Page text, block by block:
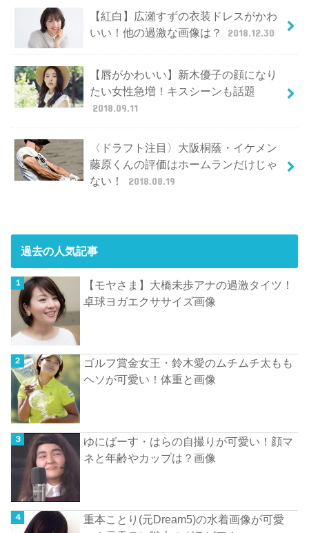
【紅白】広瀬すずの衣装ドレスがかわ
いい！他の過激な画像は？
2018.12.30
【唇がかわいい】新木優子の顔になり
たい女性急増！キスシーンも話題
2018.09.11
〈ドラフト注目〉大阪桐蔭・イケメン
藤原くんの評価はホームランだけじゃ
ない！
2018.08.19
過去の人気記事
【モヤさま】大橋未歩アナの過激タイツ！
卓球ヨガエクササイズ画像
ゴルフ賞金女王・鈴木愛のムチムチ太もも
ヘソが可愛い！体重と画像
ゆにばーす・はらの自撮りが可愛い！顔マ
ネと年齢やカップは？画像
重本ことり(元Dream5)の水着画像が可愛